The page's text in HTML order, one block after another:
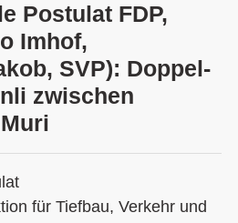
Postulat FDP,
Imhof,
SVP): Doppel-
zwischen
für Tiefbau, Verkehr und